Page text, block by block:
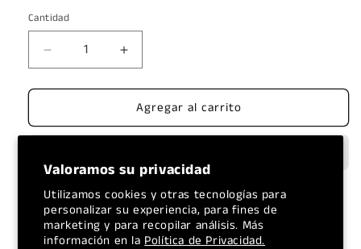
Valoramos su privacidad
Utilizamos cookies y otras tecnologías para
personalizar su experiencia, para fines de
marketing y para recopilar análisis. Más
información en la Política de Privacidad.
Cantidad
Reducir
cantidad
para
GRASA
2
CANECA
Aumentar
cantidad
para
MEGA
GRASA
2
CANECA
Agregar al carrito